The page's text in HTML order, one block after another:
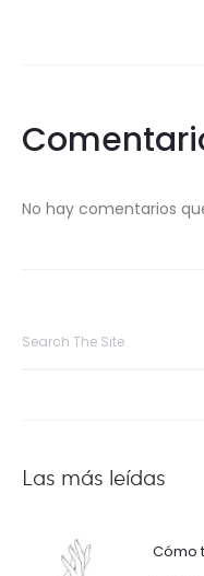
No hay comentarios
Las más leídas
Cómo